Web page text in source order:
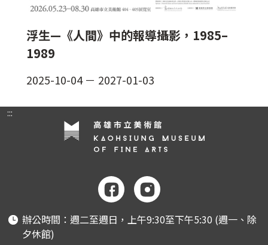
浮生—《人間》中的報導攝影，1985–
1989
2025-10-04－ 2027-01-03
:::
辦公時間：週二至週日，上午9:30至下午5:30 (週一、除
夕休館)